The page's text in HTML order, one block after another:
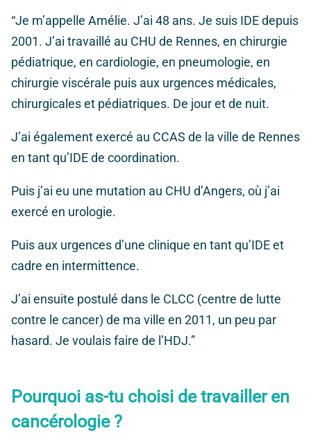
“Je m’appelle Amélie. J’ai 48 ans. Je suis IDE depuis
2001. J’ai travaillé au CHU de Rennes, en chirurgie
pédiatrique, en cardiologie, en pneumologie, en
chirurgie viscérale puis aux urgences médicales,
chirurgicales et pédiatriques. De jour et de nuit.
J’ai également exercé au CCAS de la ville de Rennes
en tant qu’IDE de coordination.
Puis j’ai eu une mutation au CHU d’Angers, où j’ai
exercé en urologie.
Puis aux urgences d’une clinique en tant qu’IDE et
cadre en intermittence.
J’ai ensuite postulé dans le CLCC (centre de lutte
contre le cancer) de ma ville en 2011, un peu par
hasard. Je voulais faire de l’HDJ.”
Pourquoi as-tu choisi de travailler en
cancérologie ?